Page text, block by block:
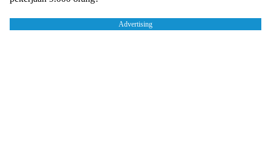
Advertising